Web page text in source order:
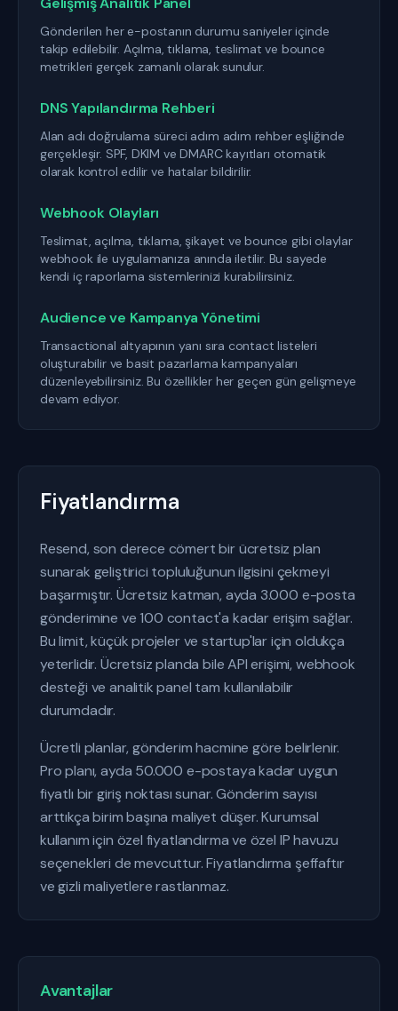
Gönderilen her e-postanın durumu saniyeler içinde
takip edilebilir. Açılma, tıklama, teslimat ve bounce
metrikleri gerçek zamanlı olarak sunulur.
DNS Yapılandırma Rehberi
Alan adı doğrulama süreci adım adım rehber eşliğinde
gerçekleşir. SPF, DKIM ve DMARC kayıtları otomatik
olarak kontrol edilir ve hatalar bildirilir.
Webhook Olayları
Teslimat, açılma, tıklama, şikayet ve bounce gibi olaylar
webhook ile uygulamanıza anında iletilir. Bu sayede
kendi iç raporlama sistemlerinizi kurabilirsiniz.
Audience ve Kampanya Yönetimi
Transactional altyapının yanı sıra contact listeleri
oluşturabilir ve basit pazarlama kampanyaları
düzenleyebilirsiniz. Bu özellikler her geçen gün gelişmeye
devam ediyor.
Fiyatlandırma
Resend, son derece cömert bir ücretsiz plan
sunarak geliştirici topluluğunun ilgisini çekmeyi
başarmıştır. Ücretsiz katman, ayda 3.000 e-posta
gönderimine ve 100 contact'a kadar erişim sağlar.
Bu limit, küçük projeler ve startup'lar için oldukça
yeterlidir. Ücretsiz planda bile API erişimi, webhook
desteği ve analitik panel tam kullanılabilir
durumdadır.
Ücretli planlar, gönderim hacmine göre belirlenir.
Pro planı, ayda 50.000 e-postaya kadar uygun
fiyatlı bir giriş noktası sunar. Gönderim sayısı
arttıkça birim başına maliyet düşer. Kurumsal
kullanım için özel fiyatlandırma ve özel IP havuzu
seçenekleri de mevcuttur. Fiyatlandırma şeffaftır
ve gizli maliyetlere rastlanmaz.
Avantajlar